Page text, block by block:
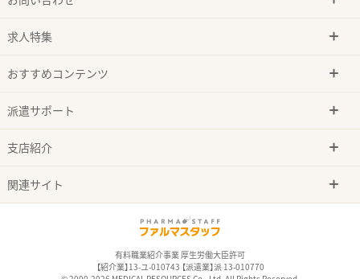
求人特集
おすすめコンテンツ
派遣サポート
支店紹介
関連サイト
有料職業紹介事業 厚生労働大臣許可
【紹介業】13-ユ-010743 【派遣業】派 13-010770